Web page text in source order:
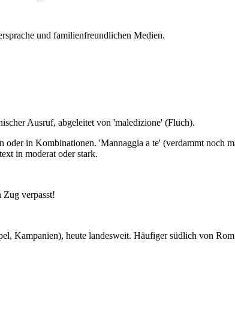
und familienfreundlichen Medien.
Ausruf, abgeleitet von 'maledizione' (Fluch).
in Kombinationen. 'Mannaggia a te' (verdammt noch
in moderat oder stark.
Zug verpasst!
Kampanien), heute landesweit. Häufiger südlich von